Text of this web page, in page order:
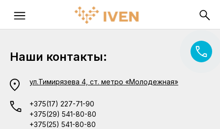
Наши контакты:
ул.Тимирязева 4, ст. метро «Молодежная»
+375(17) 227-71-90
+375(29) 541-80-80
+375(25) 541-80-80